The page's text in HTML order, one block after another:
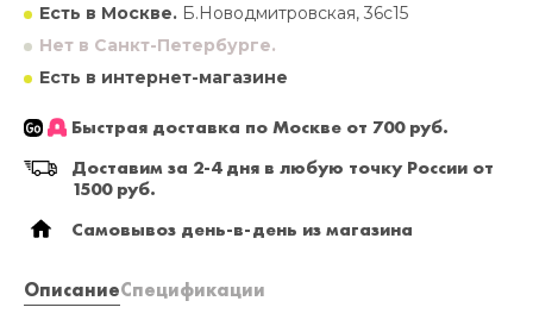
Есть в Москве. Б.Новодмитровская, 36с15
Нет в Санкт-Петербурге.
Есть в интернет-магазине
Быстрая доставка по Москве от 700 руб.
Доставим за 2-4 дня в любую точку России от
1500 руб.
Самовывоз день-в-день из магазина
ОписаниеСпецификации